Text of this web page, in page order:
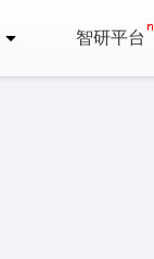
智研平台